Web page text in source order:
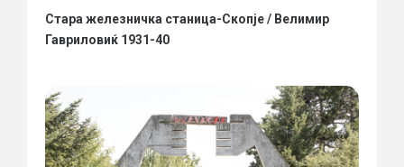
Стара железничка станица-Скопје / Велимир
Гавриловиќ 1931-40